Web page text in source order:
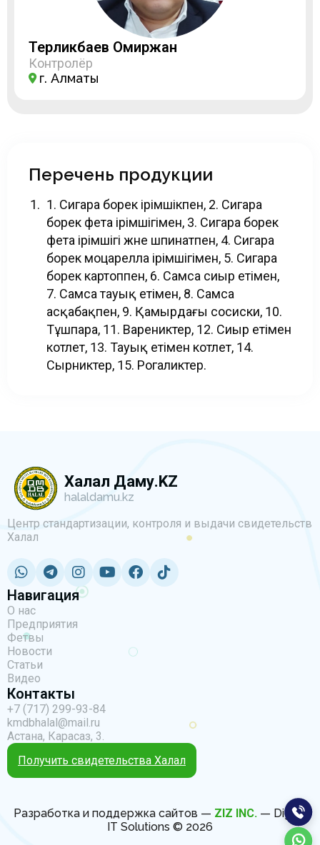
Терликбаев Омиржан
Контролёр
г. Алматы
Перечень продукции
1. Сигара борек ірімшікпен, 2. Сигара
борек фета ірімшігімен, 3. Сигара борек
фета ірімшігі және шпинатпен, 4. Сигара
борек моцарелла ірімшігімен, 5. Сигара
борек картоппен, 6. Самса сиыр етімен,
7. Самса тауық етімен, 8. Самса
асқабақпен, 9. Қамырдағы сосиски, 10.
Тұшпара, 11. Варениктер, 12. Сиыр етімен
котлет, 13. Тауық етімен котлет, 14.
Сырниктер, 15. Рогаликтер.
Халал Даму.KZ
halaldamu.kz
Центр стандартизации, контроля и выдачи свидетельств
Халал
Навигация
О нас
Предприятия
Фетвы
Новости
Статьи
Видео
Контакты
+7 (717) 299-93-84
kmdbhalal@mail.ru
Астана, Карасаз, 3.
Получить свидетельства Халал
Разработка и поддержка сайтов — ZIZ INC.— Digital
IT Solutions © 2026